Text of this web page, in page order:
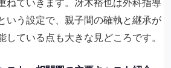
ねていきます。冴木裕也は外科指導
いう設定で、親子間の確執と継承が
している点も大きな見どころです。